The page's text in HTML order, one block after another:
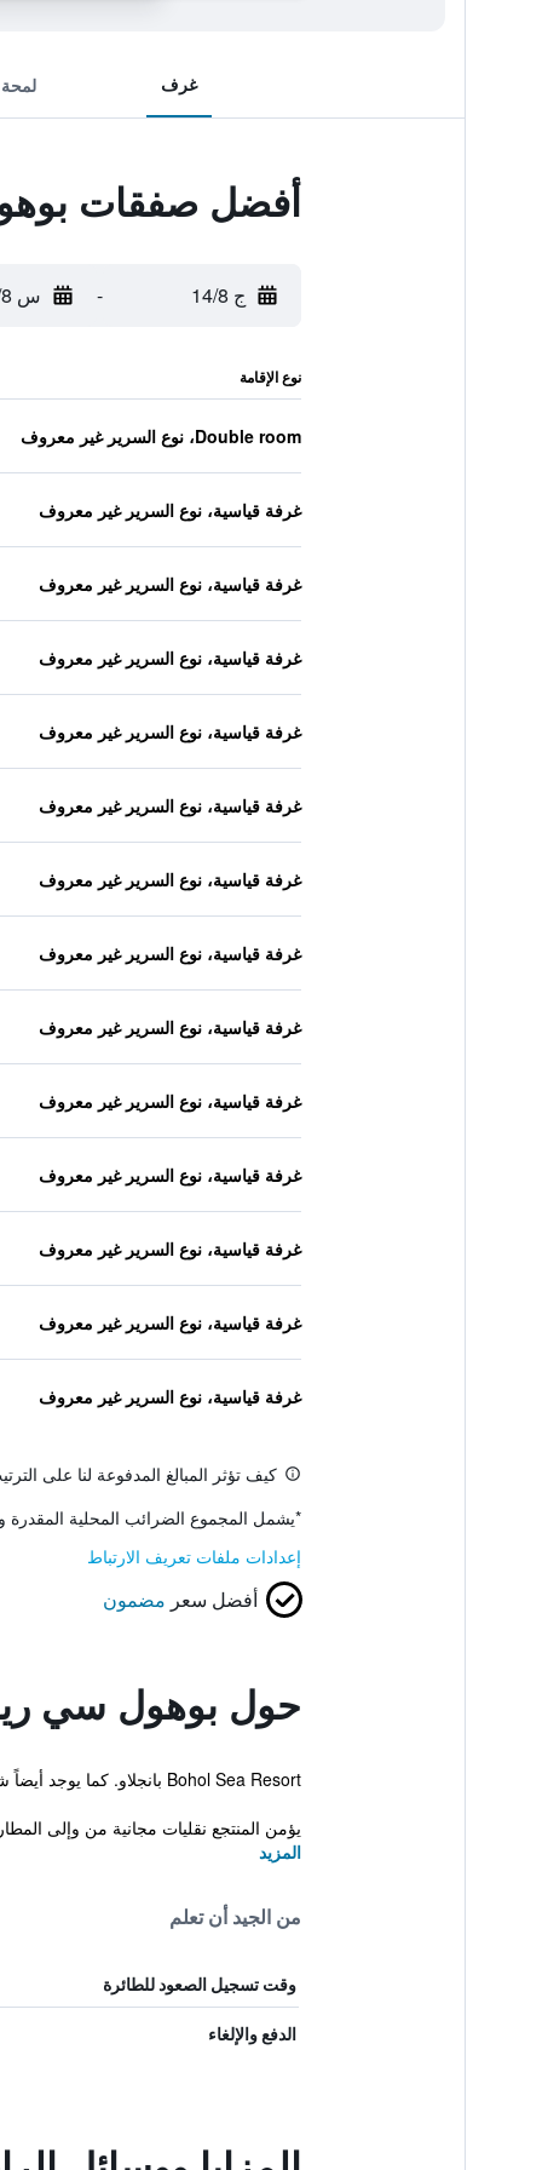
غرف
أفضل صفقات
ج 14/8 - س 15/8
نوع الإقامة
Double room، نوع السرير غير معروف
غرفة قياسية، نوع السرير غير معروف
غرفة قياسية، نوع السرير غير معروف
غرفة قياسية، نوع السرير غير معروف
غرفة قياسية، نوع السرير غير معروف
غرفة قياسية، نوع السرير غير معروف
غرفة قياسية، نوع السرير غير معروف
غرفة قياسية، نوع السرير غير معروف
غرفة قياسية، نوع السرير غير معروف
غرفة قياسية، نوع السرير غير معروف
غرفة قياسية، نوع السرير غير معروف
غرفة قياسية، نوع السرير غير معروف
غرفة قياسية، نوع السرير غير معروف
غرفة قياسية، نوع السرير غير معروف
كيف تؤثر المبالغ المدفوعة لنا على
*يشمل المجموع الضرائب المحلية
إعدادات ملفات تعريف الارتباط
أفضل سعر مضمون
حول بوهول سي
Bohol Sea Resort بانجلاو. كما يوجد أيضاً شاطئ خاص، مسبح خارجي وجاكوزي.
يؤمن المنتجع نقليات مجانية من وإلى
المزيد
من الجيد أن تعلم
وقت تسجيل الصعود للطائرة
الدفع والإلغاء